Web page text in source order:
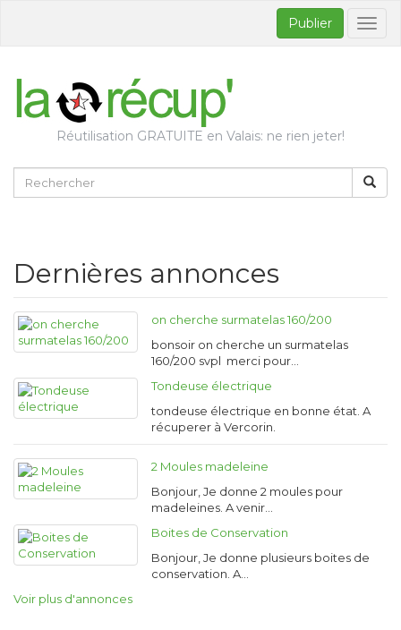
Publier
Réutilisation GRATUITE en Valais: ne rien jeter!
Dernières annonces
on cherche surmatelas 160/200
bonsoir on cherche un surmatelas
160/200 svpl merci pour…
Tondeuse électrique
tondeuse électrique en bonne état. A
récuperer à Vercorin.
2 Moules madeleine
Bonjour, Je donne 2 moules pour
madeleines. A venir…
Boites de Conservation
Bonjour, Je donne plusieurs boites de
conservation. A…
Voir plus d'annonces